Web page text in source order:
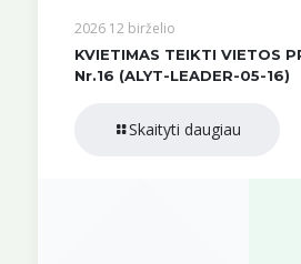
2026 12 birželio
KVIETIMAS TEIKTI VIETOS
Nr.16 (ALYT-LEADER-05-16)
Skaityti daugiau